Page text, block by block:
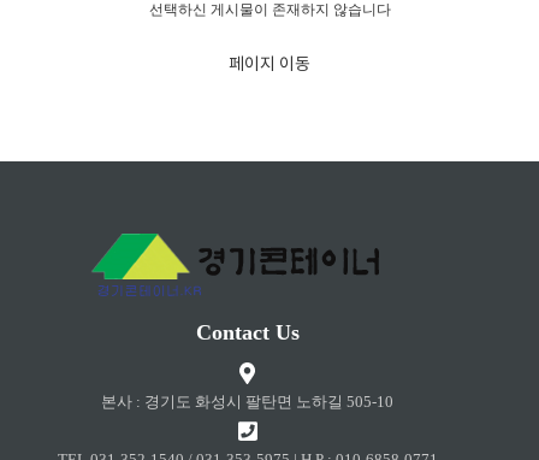
선택하신 게시물이 존재하지 않습니다
페이지 이동
Contact Us
본사 : 경기도 화성시 팔탄면 노하길 505-10